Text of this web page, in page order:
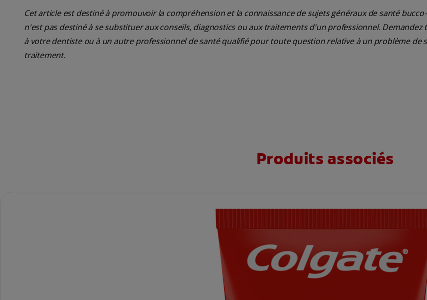
Cet article est destiné à promouvoir la compréhension et la connaissance de sujets généraux de santé
n'est pas destiné à se substituer aux conseils, diagnostics ou aux traitements d'un professionnel. Demandez
à votre dentiste ou à un autre professionnel de santé qualifié pour toute question relative à un problème de
traitement.
Produits associés